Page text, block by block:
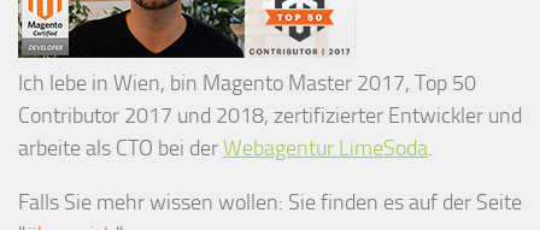
Ich lebe in Wien, bin Magento Master 2017, Top 50
Contributor 2017 und 2018, zertifizierter Entwickler und
arbeite als CTO bei derWebagentur LimeSoda.
Falls Sie mehr wissen wollen: Sie finden es auf der Seite